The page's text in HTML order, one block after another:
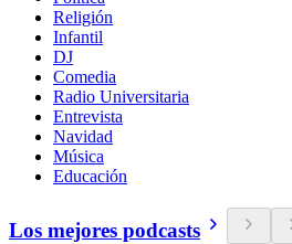
Religión
Infantil
DJ
Comedia
Radio Universitaria
Entrevista
Navidad
Música
Educación
Los mejores podcasts